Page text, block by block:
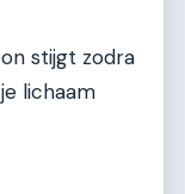
stijgt zodra
lichaam